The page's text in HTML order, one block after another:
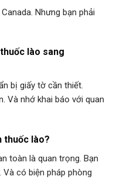
Nhưng bạn phải
lào sang
bị giấy tờ cần thiết.
Và nhớ khai báo với quan
thuốc lào?
toàn là quan trọng. Bạn
có biện pháp phòng